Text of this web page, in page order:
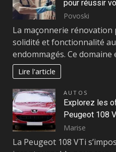
pour réussir
Povoski
La maçonnerie
solidité et fonctionnalité
endommagés. Ce domaine
Lire l'article
AUTOS
Explorez les
Peugeot 108
Marise
La Peugeot 108 VTi